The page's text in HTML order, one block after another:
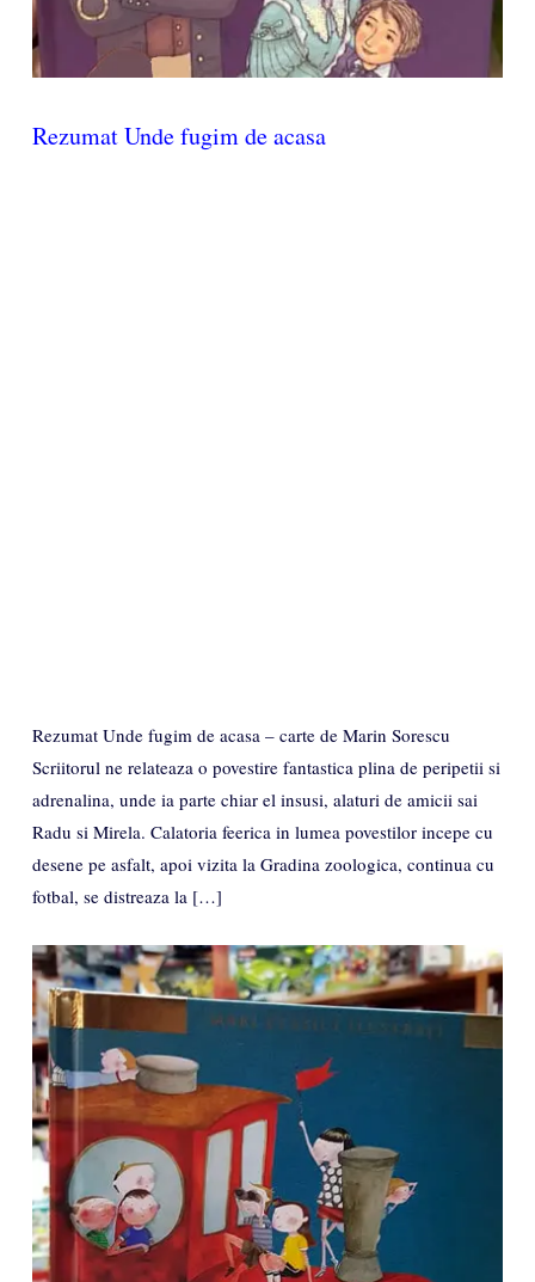
Rezumat Unde fugim de acasa
Rezumat Unde fugim de acasa – carte de Marin Sorescu
Scriitorul ne relateaza o povestire fantastica plina de peripetii si
adrenalina, unde ia parte chiar el insusi, alaturi de amicii sai
Radu si Mirela. Calatoria feerica in lumea povestilor incepe cu
desene pe asfalt, apoi vizita la Gradina zoologica, continua cu
fotbal, se distreaza la […]